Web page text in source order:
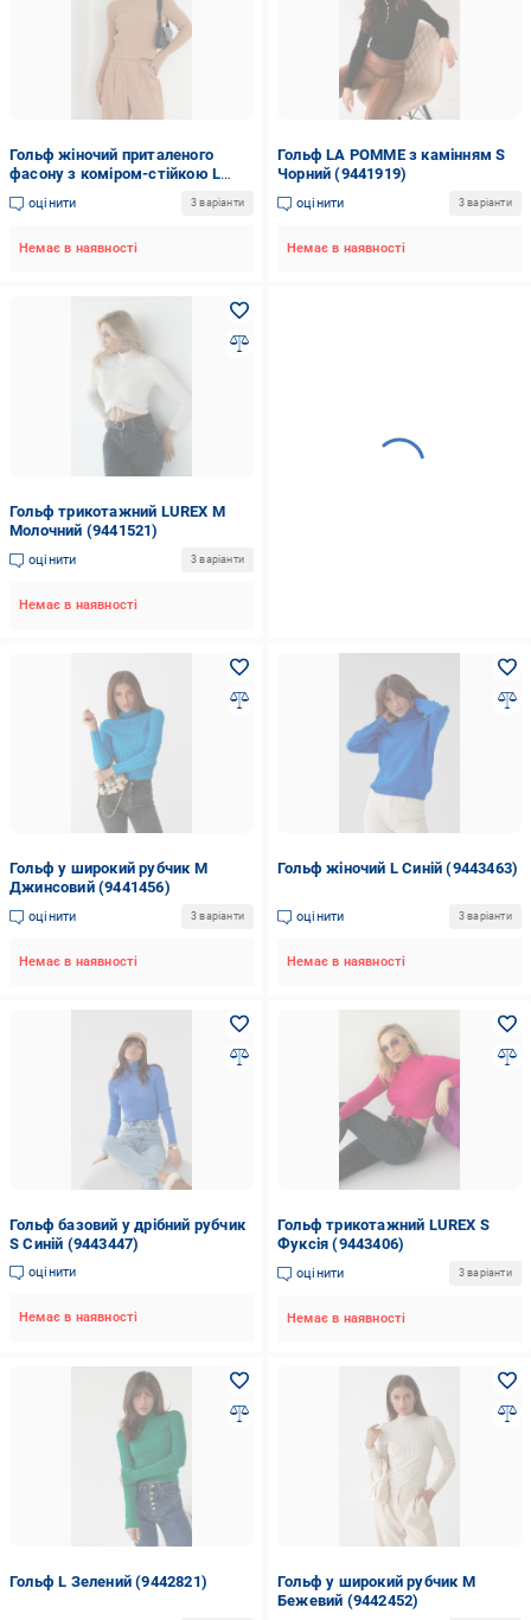
Гольф жіночий приталеного
фасону з коміром-стійкою L
Коричневий (12575862)
оцінити 3 варіанти
Немає в наявності
Гольф LA POMME з камінням S
Чорний (9441919)
оцінити 3 варіанти
Немає в наявності
Гольф трикотажний LUREX M
Молочний (9441521)
оцінити 3 варіанти
Немає в наявності
Гольф у широкий рубчик M
Джинсовий (9441456)
оцінити 3 варіанти
Немає в наявності
Гольф жіночий L Синій (9443463)
оцінити 3 варіанти
Немає в наявності
Гольф базовий у дрібний рубчик
S Синій (9443447)
оцінити
Немає в наявності
Гольф трикотажний LUREX S
Фуксія (9443406)
оцінити 3 варіанти
Немає в наявності
Гольф L Зелений (9442821)
Гольф у широкий рубчик M
Бежевий (9442452)